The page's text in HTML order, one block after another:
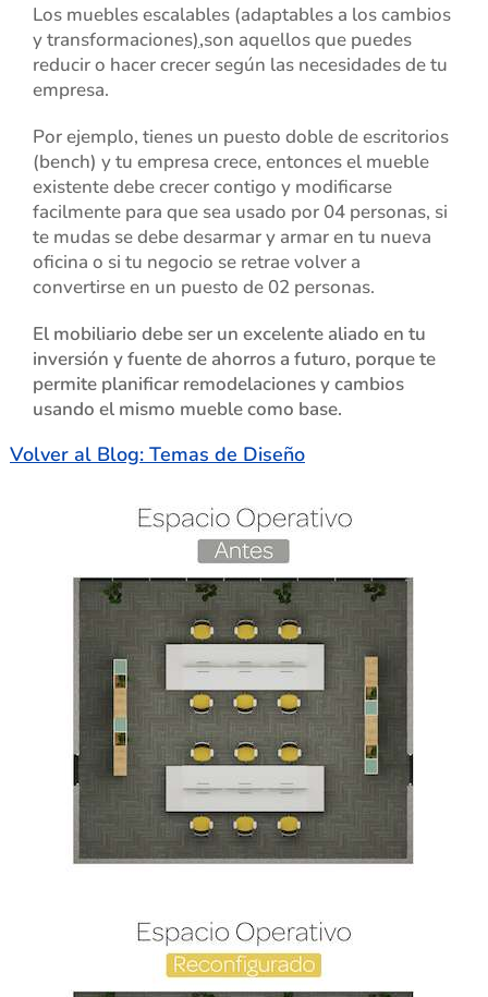
Los muebles escalables (adaptables a los cambios
y transformaciones),son aquellos que puedes
reducir o hacer crecer según las necesidades de tu
empresa.
Por ejemplo, tienes un puesto doble de escritorios
(bench) y tu empresa crece, entonces el mueble
existente debe crecer contigo y modificarse
facilmente para que sea usado por 04 personas, si
te mudas se debe desarmar y armar en tu nueva
oficina o si tu negocio se retrae volver a
convertirse en un puesto de 02 personas.
El mobiliario debe ser un excelente aliado en tu
inversión y fuente de ahorros a futuro, porque te
permite planificar remodelaciones y cambios
usando el mismo mueble como base.
Volver al Blog: Temas de Diseño